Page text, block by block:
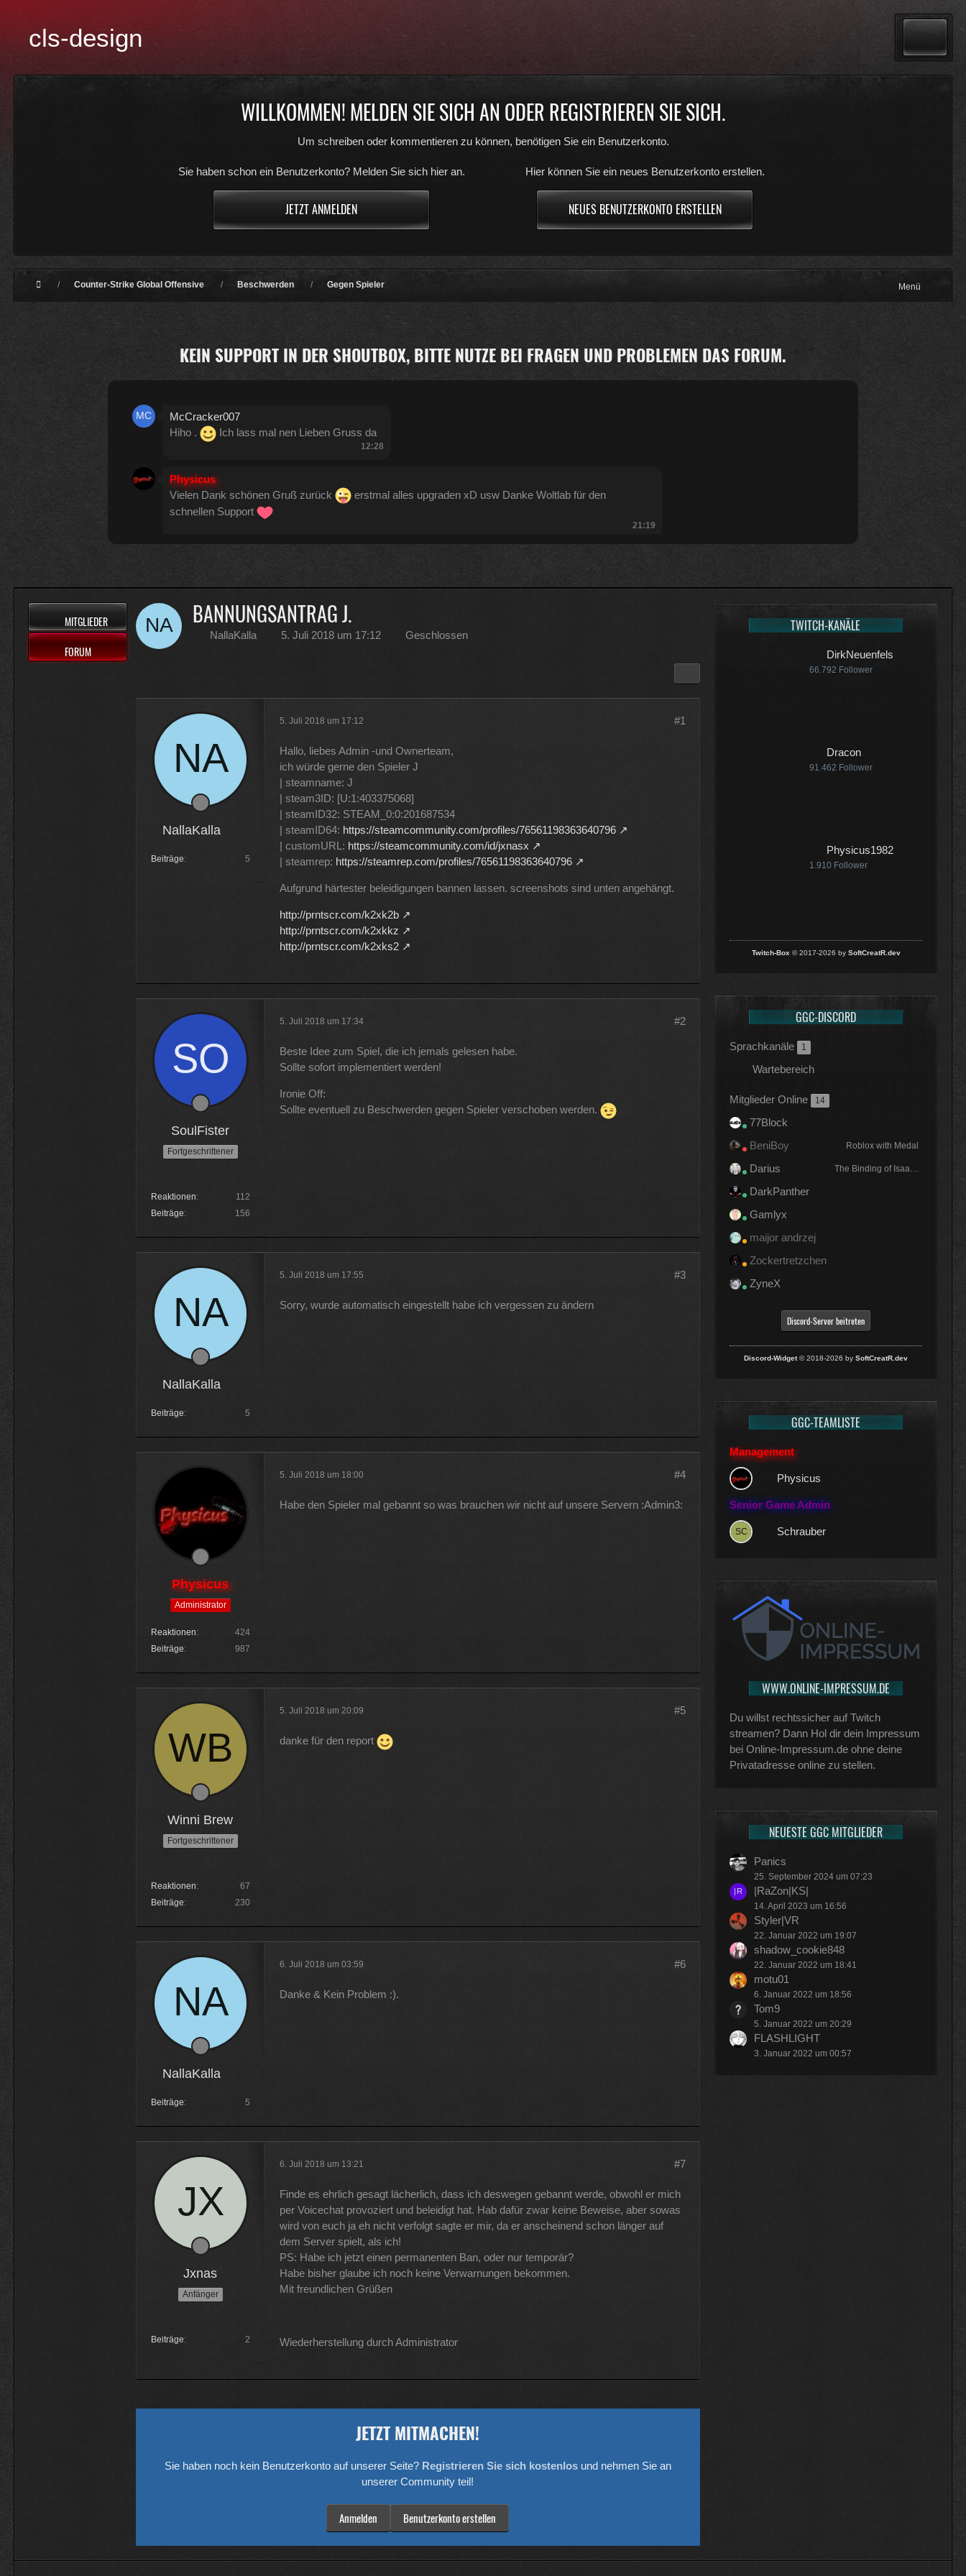
cls-design
WILLKOMMEN! MELDEN SIE SICH AN ODER REGISTRIEREN SIE SICH.
Um schreiben oder kommentieren zu können, benötigen Sie ein Benutzerkonto.
Sie haben schon ein Benutzerkonto? Melden Sie sich hier an.
JETZT ANMELDEN
Hier können Sie ein neues Benutzerkonto erstellen.
NEUES BENUTZERKONTO ERSTELLEN
Counter-Strike Global Offensive Beschwerden Gegen Spieler Menü
KEIN SUPPORT IN DER SHOUTBOX, BITTE NUTZE BEI FRAGEN UND PROBLEMEN DAS FORUM.
McCracker007
Hiho .
Ich lass mal nen Lieben Gruss da
12:28
Physicus
Vielen Dank schönen Gruß zurück
erstmal alles upgraden xD usw Danke Woltlab für den
schnellen Support
21:19
13:47
McCracker007
Muss ich auch alles machen .
Kratze gerade alles an geld zusammen was ich auftreiben kann .
Physicus
Ja bei mir sind es 130 € für Woltlab und Plugins und Designs auch so um locker flockig 50-60 €
ätzend, wie schnell alles einem aus der Tasche gezogen wird
Ja das ist echt wild. Vor allem wenn man innerhalb 2 Jahre das Forum Update kauft kostet es nur die
hälfte .
MITGLIEDER
FORUM
BANNUNGSANTRAG J.
NallaKalla 5. Juli 2018 um 17:12 Geschlossen
NallaKalla
Beiträge 5
5. Juli 2018 um 17:12 #1
Hallo, liebes Admin -und Ownerteam,
ich würde gerne den Spieler J
| steamname: J
| steam3ID: [U:1:403375068]
| steamID32: STEAM_0:0:201687534
| steamID64: https://steamcommunity.com/profiles/76561198363640796
| customURL: https://steamcommunity.com/id/jxnasx
| steamrep: https://steamrep.com/profiles/76561198363640796
Aufgrund härtester beleidigungen bannen lassen. screenshots sind unten angehängt.
http://prntscr.com/k2xk2b
http://prntscr.com/k2xkkz
http://prntscr.com/k2xks2
SoulFister
Fortgeschrittener
Reaktionen
112
Beiträge
156
5. Juli 2018 um 17:34 #2
Beste Idee zum Spiel, die ich jemals gelesen habe.
Sollte sofort implementiert werden!
Ironie Off:
Sollte eventuell zu Beschwerden gegen Spieler verschoben werden.
NallaKalla
Beiträge 5
5. Juli 2018 um 17:55 #3
Sorry, wurde automatisch eingestellt habe ich vergessen zu ändern
Physicus
Administrator
Reaktionen
424
Beiträge
987
5. Juli 2018 um 18:00 #4
Habe den Spieler mal gebannt so was brauchen wir nicht auf unsere Servern :Admin3:
Winni Brew
Fortgeschrittener
Reaktionen
67
Beiträge
230
5. Juli 2018 um 20:09 #5
danke für den report
NallaKalla
Beiträge 5
6. Juli 2018 um 03:59 #6
Danke & Kein Problem :).
Jxnas
Anfänger
Beiträge 2
6. Juli 2018 um 13:21 #7
Finde es ehrlich gesagt lächerlich, dass ich deswegen gebannt werde, obwohl er mich
per Voicechat provoziert und beleidigt hat. Hab dafür zwar keine Beweise, aber sowas
wird von euch ja eh nicht verfolgt sagte er mir, da er anscheinend schon länger auf
dem Server spielt, als ich!
PS: Habe ich jetzt einen permanenten Ban, oder nur temporär?
Habe bisher glaube ich noch keine Verwarnungen bekommen.
Mit freundlichen Grüßen
Wiederherstellung durch Administrator
JETZT MITMACHEN!
Sie haben noch kein Benutzerkonto auf unserer Seite? Registrieren Sie sich kostenlosund nehmen Sie an
unserer Community teil!
Benutzerkonto erstellen
Anmelden
TWITCH-KANÄLE
DirkNeuenfels
66.792 Follower
Dracon
91.462 Follower
Physicus1982
1.910 Follower
Twitch-Box © 2017-2026 by SoftCreatR.dev
GGC-DISCORD
Sprachkanäle 1
Wartebereich
Mitglieder Online 14
77Block
BeniBoy
Roblox with Medal
Darius
DarkPanther
Gamlyx
maijor andrzej
Zockertretzchen
ZyneX
Discord-Server beitreten
Discord-Widget© 2018-2026 by SoftCreatR.dev
GGC-TEAMLISTE
Management
Physicus
Senior Game Admin
Schrauber
WWW.ONLINE-IMPRESSUM.DE
Du willst rechtssicher auf Twitch
streamen? Dann Hol dir dein Impressum
bei Online-Impressum.de ohne deine
Privatadresse online zu stellen.
NEUESTE GGC MITGLIEDER
Panics
25. September 2024 um 07:23
|RaZon|KS|
14. April 2023 um 16:56
Styler|VR
22. Januar 2022 um 19:07
shadow_cookie848
22. Januar 2022 um 18:41
motu01
6. Januar 2022 um 18:56
Tom9
5. Januar 2022 um 20:29
FLASHLIGHT
3. Januar 2022 um 00:57